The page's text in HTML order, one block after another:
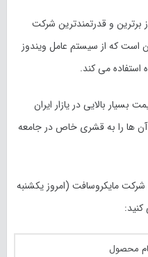
و قدرتمندترین شرکت
است که از سیستم عامل ویندوز
بالایی در یازار ایران
ها را به قشری خاص در جامعه
مایکروسافت (امروز یکشنبه
محصول